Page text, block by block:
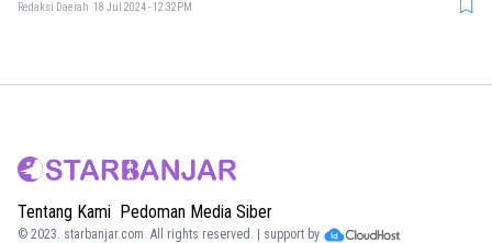
Redaksi Daerah 18 Jul 2024 - 12:32PM
Tentang Kami Pedoman Media Siber
© 2023. starbanjar.com. All rights reserved. | support by